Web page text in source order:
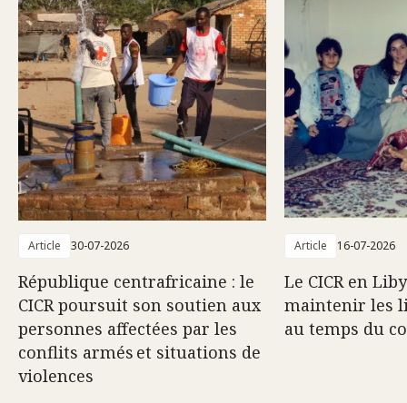
Article 30-07-2026
République centrafricaine : le
CICR poursuit son soutien aux
personnes affectées par les
conflits armés et situations de
violences
Article 16-07-2026
Le CICR en
maintenir les
au temps du